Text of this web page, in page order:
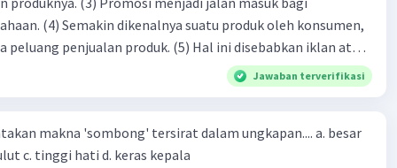
oleh konsumen,
produk. (5) Hal ini disebabkan iklan atau
cara untuk mengenalkan produk perusahaan kepada
(2)
Jawaban terverifikasi
makna 'sombong' tersirat dalam ungkapan.... a. besar
kepala b. besar mulut c. tinggi hati d. keras kepala